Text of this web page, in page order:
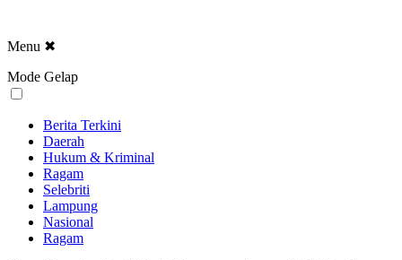
Menu ✖
Mode Gelap
Berita Terkini
Daerah
Hukum & Kriminal
Ragam
Selebriti
Lampung
Nasional
Ragam